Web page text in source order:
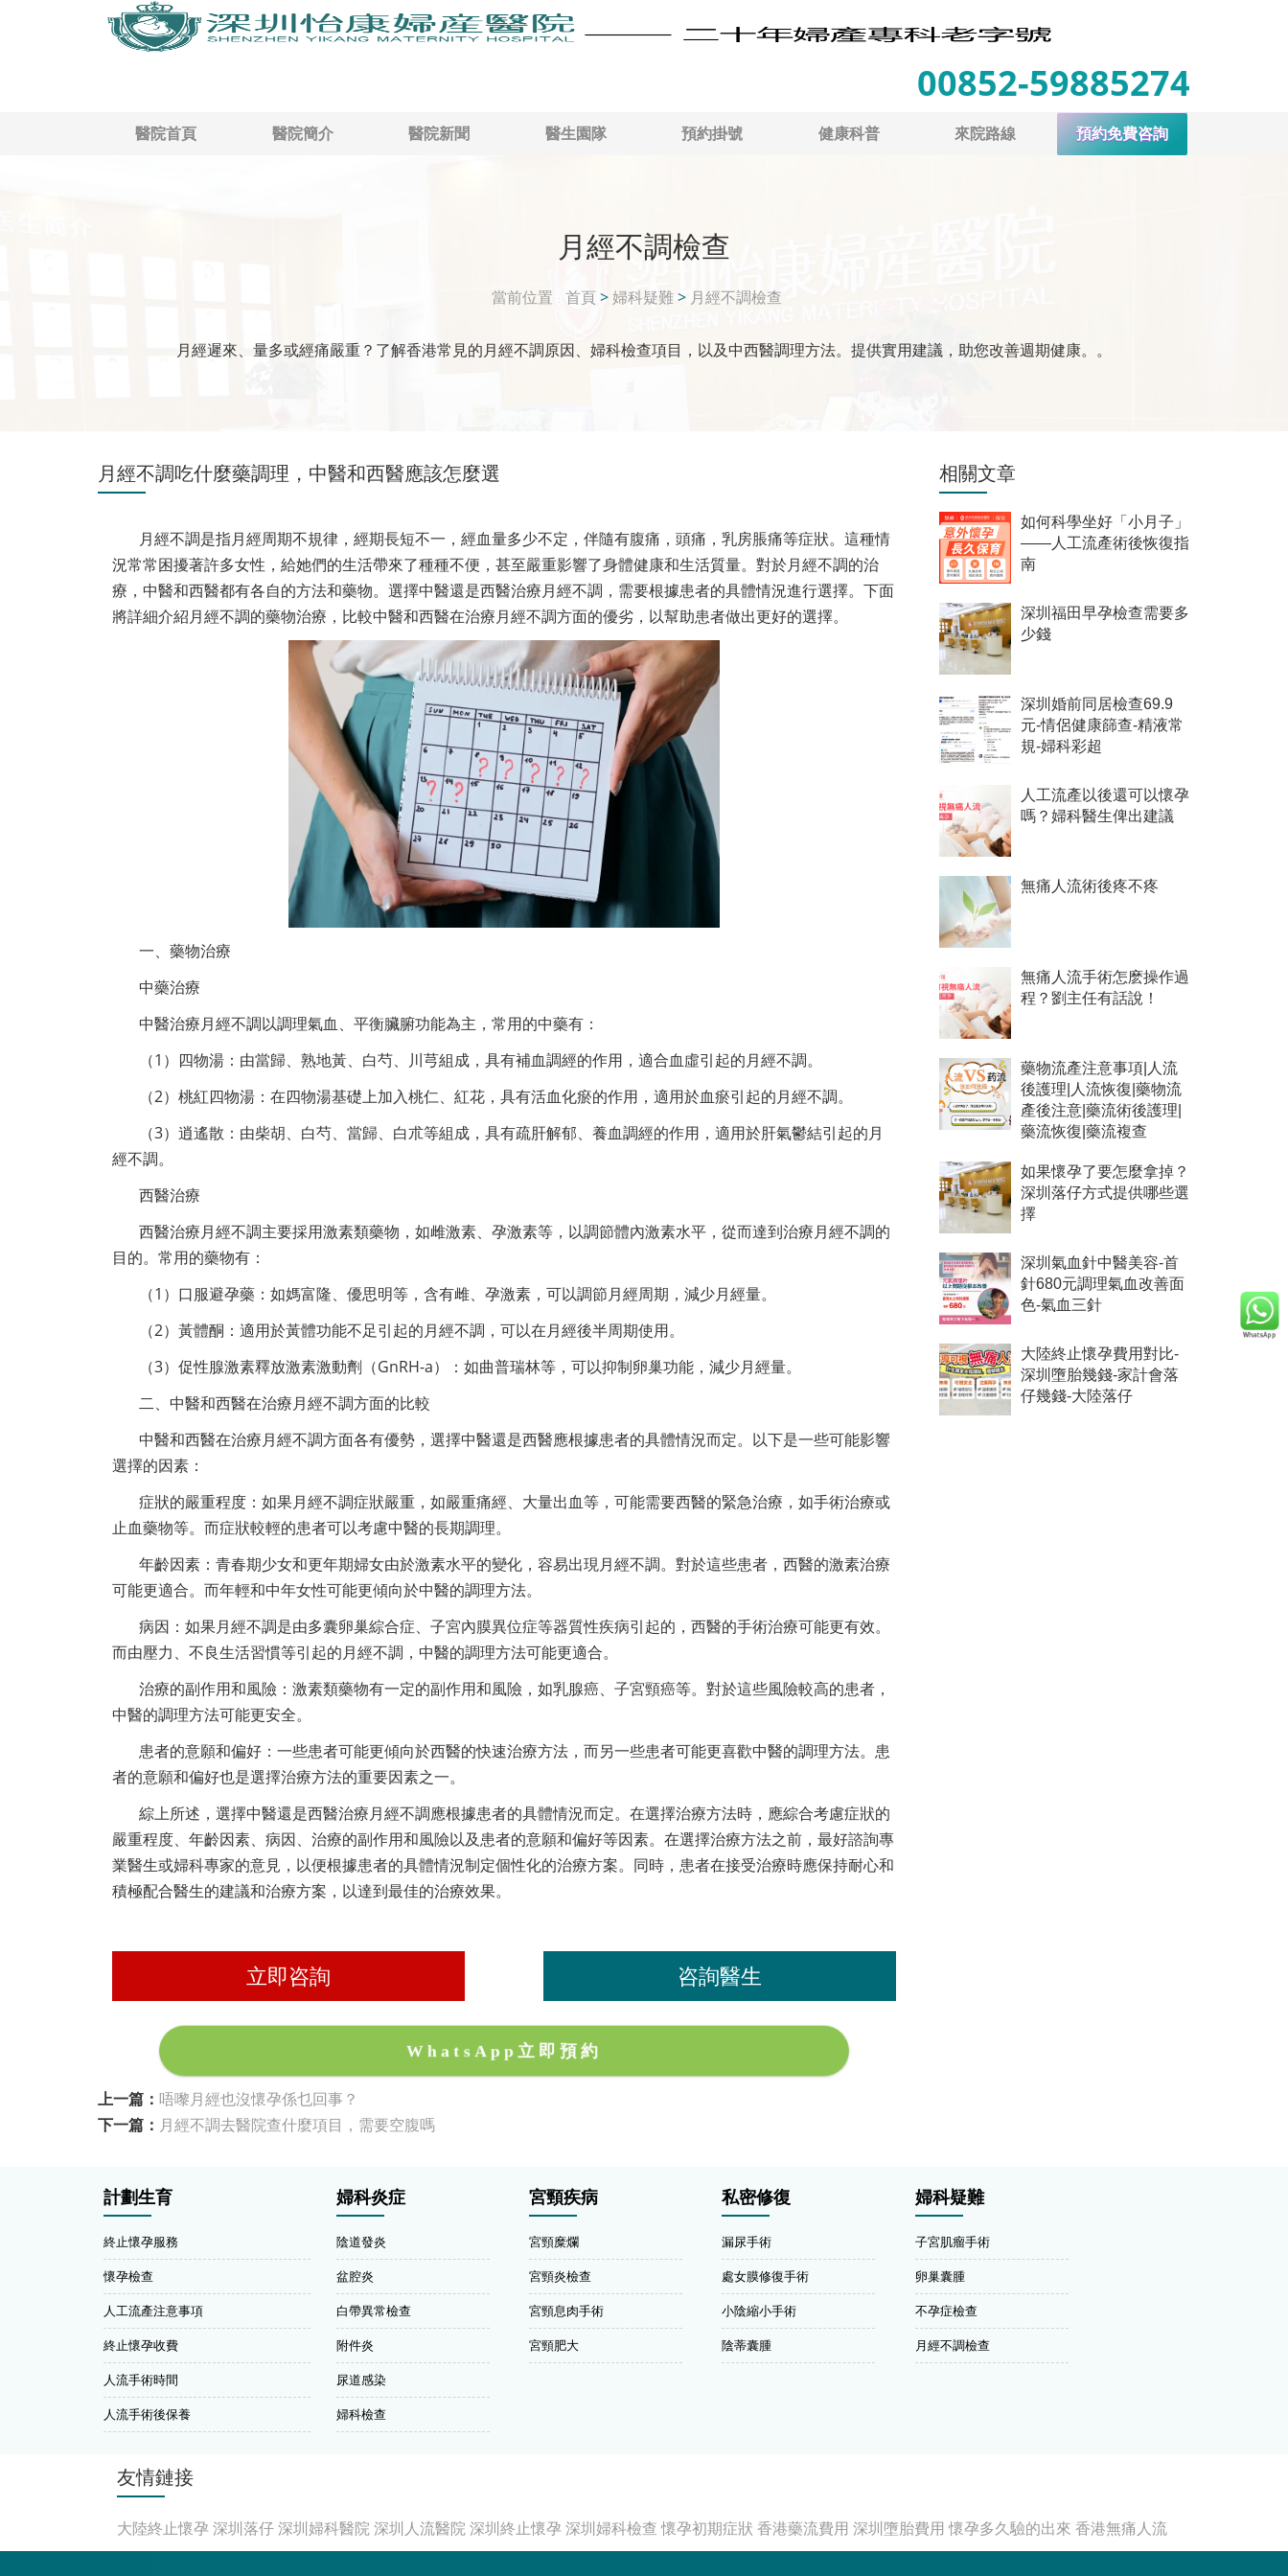
00852-59885274
醫院首頁 醫院簡介 醫院新聞 醫生園隊 預約掛號 健康科普 來院路線 預約免費咨詢
月經不調檢查
當前位置 首頁 >婦科疑難> 月經不調檢查
月經遲來、量多或經痛嚴重？了解香港常見的月經不調原因、婦科檢查項目，以及中西醫調理方法。提供實用建議，助您改善週期健康。。
月經不調吃什麼藥調理，中醫和西醫應該怎麼選
月經不調是指月經周期不規律，經期長短不一，經血量多少不定，伴隨有腹痛，頭痛，乳房脹痛等症狀。這種情
況常常困擾著許多女性，給她們的生活帶來了種種不便，甚至嚴重影響了身體健康和生活質量。對於月經不調的治
療，中醫和西醫都有各自的方法和藥物。選擇中醫還是西醫治療月經不調，需要根據患者的具體情況進行選擇。下面
將詳細介紹月經不調的藥物治療，比較中醫和西醫在治療月經不調方面的優劣，以幫助患者做出更好的選擇。
一、藥物治療
中藥治療
中醫治療月經不調以調理氣血、平衡臟腑功能為主，常用的中藥有：
（1）四物湯：由當歸、熟地黃、白芍、川芎組成，具有補血調經的作用，適合血虛引起的月經不調。
（2）桃紅四物湯：在四物湯基礎上加入桃仁、紅花，具有活血化瘀的作用，適用於血瘀引起的月經不調。
（3）逍遙散：由柴胡、白芍、當歸、白朮等組成，具有疏肝解郁、養血調經的作用，適用於肝氣鬱結引起的月
經不調。
西醫治療
西醫治療月經不調主要採用激素類藥物，如雌激素、孕激素等，以調節體內激素水平，從而達到治療月經不調的
目的。常用的藥物有：
（1）口服避孕藥：如媽富隆、優思明等，含有雌、孕激素，可以調節月經周期，減少月經量。
（2）黃體酮：適用於黃體功能不足引起的月經不調，可以在月經後半周期使用。
（3）促性腺激素釋放激素激動劑（GnRH-a）：如曲普瑞林等，可以抑制卵巢功能，減少月經量。
二、中醫和西醫在治療月經不調方面的比較
中醫和西醫在治療月經不調方面各有優勢，選擇中醫還是西醫應根據患者的具體情況而定。以下是一些可能影響
選擇的因素：
症狀的嚴重程度：如果月經不調症狀嚴重，如嚴重痛經、大量出血等，可能需要西醫的緊急治療，如手術治療或
止血藥物等。而症狀較輕的患者可以考慮中醫的長期調理。
年齡因素：青春期少女和更年期婦女由於激素水平的變化，容易出現月經不調。對於這些患者，西醫的激素治療
可能更適合。而年輕和中年女性可能更傾向於中醫的調理方法。
病因：如果月經不調是由多囊卵巢綜合症、子宮內膜異位症等器質性疾病引起的，西醫的手術治療可能更有效。
而由壓力、不良生活習慣等引起的月經不調，中醫的調理方法可能更適合。
治療的副作用和風險：激素類藥物有一定的副作用和風險，如乳腺癌、子宮頸癌等。對於這些風險較高的患者，
中醫的調理方法可能更安全。
患者的意願和偏好：一些患者可能更傾向於西醫的快速治療方法，而另一些患者可能更喜歡中醫的調理方法。患
者的意願和偏好也是選擇治療方法的重要因素之一。
綜上所述，選擇中醫還是西醫治療月經不調應根據患者的具體情況而定。在選擇治療方法時，應綜合考慮症狀的
嚴重程度、年齡因素、病因、治療的副作用和風險以及患者的意願和偏好等因素。在選擇治療方法之前，最好諮詢專
業醫生或婦科專家的意見，以便根據患者的具體情況制定個性化的治療方案。同時，患者在接受治療時應保持耐心和
積極配合醫生的建議和治療方案，以達到最佳的治療效果。
立即咨詢 咨詢醫生
WhatsApp立即預約
上一篇： 唔嚟月經也沒懷孕係乜回事？
下一篇： 月經不調去醫院查什麼項目，需要空腹嗎
相關文章
如何科學坐好「小月子」
——人工流產術後恢復指
南
深圳福田早孕檢查需要多
少錢
深圳婚前同居檢查69.9
元-情侶健康篩查-精液常
規-婦科彩超
人工流產以後還可以懷孕
嗎？婦科醫生俾出建議
無痛人流術後疼不疼
無痛人流手術怎麽操作過
程？劉主任有話說！
藥物流產注意事項|人流
後護理|人流恢復|藥物流
產後注意|藥流術後護理|
藥流恢復|藥流複查
如果懷孕了要怎麼拿掉？
深圳落仔方式提供哪些選
擇
深圳氣血針中醫美容-首
針680元調理氣血改善面
色-氣血三針
大陸終止懷孕費用對比-
深圳墮胎幾錢-家計會落
仔幾錢-大陸落仔
計劃生育
終止懷孕服務
懷孕檢查
人工流產注意事項
終止懷孕收費
人流手術時間
人流手術後保養
婦科炎症
陰道發炎
盆腔炎
白帶異常檢查
附件炎
尿道感染
婦科檢查
宮頸疾病
宮頸糜爛
宮頸炎檢查
宮頸息肉手術
宮頸肥大
私密修復
漏尿手術
處女膜修復手術
小陰縮小手術
陰蒂囊腫
婦科疑難
子宮肌瘤手術
卵巢囊腫
不孕症檢查
月經不調檢查
友情鏈接
大陸終止懷孕 深圳落仔深圳婦科醫院深圳人流醫院深圳終止懷孕 深圳婦科檢查 懷孕初期症狀 香港藥流費用 深圳墮胎費用 懷孕多久驗的出來 香港無痛人流